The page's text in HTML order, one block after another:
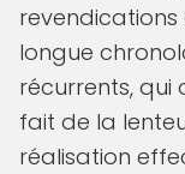
longue
récurrents, qui
fait de la
réalisation